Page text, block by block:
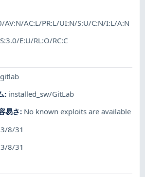
AV:N/AC:L/PR:L/UI:N/S:U/C:N/I:L/A:N
E:U/RL:O/RC:C
: installed_sw/GitLab
易さ: No known exploits are available
8/31
8/31